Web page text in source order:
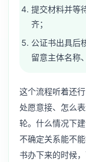
提交材料并等
齐；
公证书出具后
留意主体名称
这个流程听着还
处愿意接、怎么
轮。什么情况下
不确定关系能不
书办下来的时候